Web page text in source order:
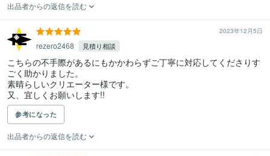
出品者からの返信を読む
2023年12月5日
rezero2468 見積り相談
こちらの不手際があるにもかかわらずご丁寧に対応してくださりす
ごく助かりました。
素晴らしいクリエーター様です。
又、宜しくお願いします!!
参考になった
出品者からの返信を読む